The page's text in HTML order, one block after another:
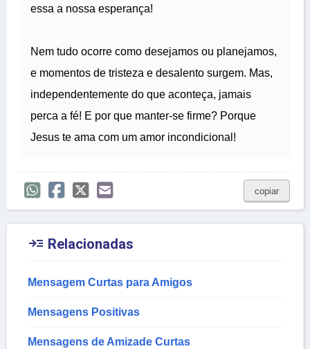
essa a nossa esperança!
Nem tudo ocorre como desejamos ou planejamos,
e momentos de tristeza e desalento surgem. Mas,
independentemente do que aconteça, jamais
perca a fé! E por que manter-se firme? Porque
Jesus te ama com um amor incondicional!
copiar
 Relacionadas
Mensagem Curtas para Amigos
Mensagens Positivas
Mensagens de Amizade Curtas